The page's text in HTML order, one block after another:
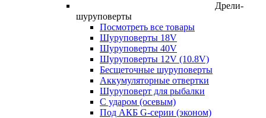
Дрели-
шуруповерты
Посмотреть все товары
Шуруповерты 18V
Шуруповерты 40V
Шуруповерты 12V (10.8V)
Бесщеточные шуруповерты
Аккумуляторные отвертки
Шуруповерт для рыбалки
С ударом (осевым)
Под АКБ G-серии (эконом)